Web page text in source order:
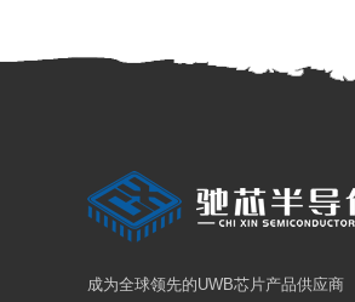
成为全球领先的UWB芯片产品供应商